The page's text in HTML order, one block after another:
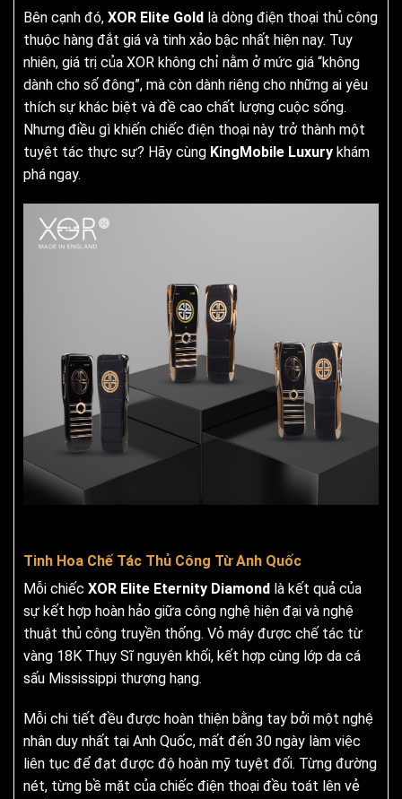
Bên cạnh đó, XOR Elite Gold là dòng điện thoại thủ công
thuộc hàng đắt giá và tinh xảo bậc nhất hiện nay. Tuy
nhiên, giá trị của XOR không chỉ nằm ở mức giá “không
dành cho số đông”, mà còn dành riêng cho những ai yêu
thích sự khác biệt và đề cao chất lượng cuộc sống.
Nhưng điều gì khiến chiếc điện thoại này trở thành một
tuyệt tác thực sự? Hãy cùng KingMobile Luxury khám
phá ngay.
Tinh Hoa Chế Tác Thủ Công Từ Anh Quốc
Mỗi chiếc XOR Elite Eternity Diamond là kết quả của
sự kết hợp hoàn hảo giữa công nghệ hiện đại và nghệ
thuật thủ công truyền thống. Vỏ máy được chế tác từ
vàng 18K Thụy Sĩ nguyên khối, kết hợp cùng lớp da cá
sấu Mississippi thượng hạng.
Mỗi chi tiết đều được hoàn thiện bằng tay bởi một nghệ
nhân duy nhất tại Anh Quốc, mất đến 30 ngày làm việc
liên tục để đạt được độ hoàn mỹ tuyệt đối. Từng đường
nét, từng bề mặt của chiếc điện thoại đều toát lên vẻ